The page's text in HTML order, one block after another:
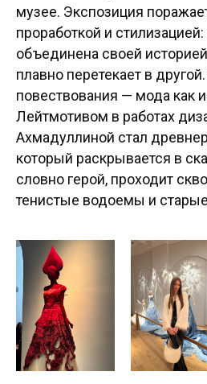
музее. Экспозиция
проработкой и
объединена своей
плавно перетекает в
повествования — мода как
Лейтмотивом в работах
Ахмадуллиной стал
который раскрывается в
словно герой, проходит
тенистые водоемы и